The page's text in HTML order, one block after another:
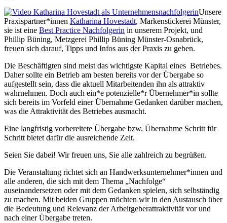
Unsere
Praxispartner*innen Katharina Hovestadt, Markenstickerei Münster,
sie ist eine Best Practice Nachfolgerin in unserem Projekt, und
Phillip Büning, Metzgerei Phillip Büning Münster-Osnabrück,
freuen sich darauf, Tipps und Infos aus der Praxis zu geben.
Die Beschäftigten sind meist das wichtigste Kapital eines Betriebes.
Daher sollte ein Betrieb am besten bereits vor der Übergabe so
aufgestellt sein, dass die aktuell Mitarbeitenden ihn als attraktiv
wahrnehmen. Doch auch ein*e potenzielle*r Übernehmer*in sollte
sich bereits im Vorfeld einer Übernahme Gedanken darüber machen,
was die Attraktivität des Betriebes ausmacht.
Eine langfristig vorbereitete Übergabe bzw. Übernahme Schritt für
Schritt bietet dafür die ausreichende Zeit.
Seien Sie dabei! Wir freuen uns, Sie alle zahlreich zu begrüßen.
Die Veranstaltung richtet sich an Handwerksunternehmer*innen und
alle anderen, die sich mit dem Thema „Nachfolge“
auseinandersetzen oder mit dem Gedanken spielen, sich selbständig
zu machen. Mit beiden Gruppen möchten wir in den Austausch über
die Bedeutung und Relevanz der Arbeitgeberattraktivität vor und
nach einer Übergabe treten.